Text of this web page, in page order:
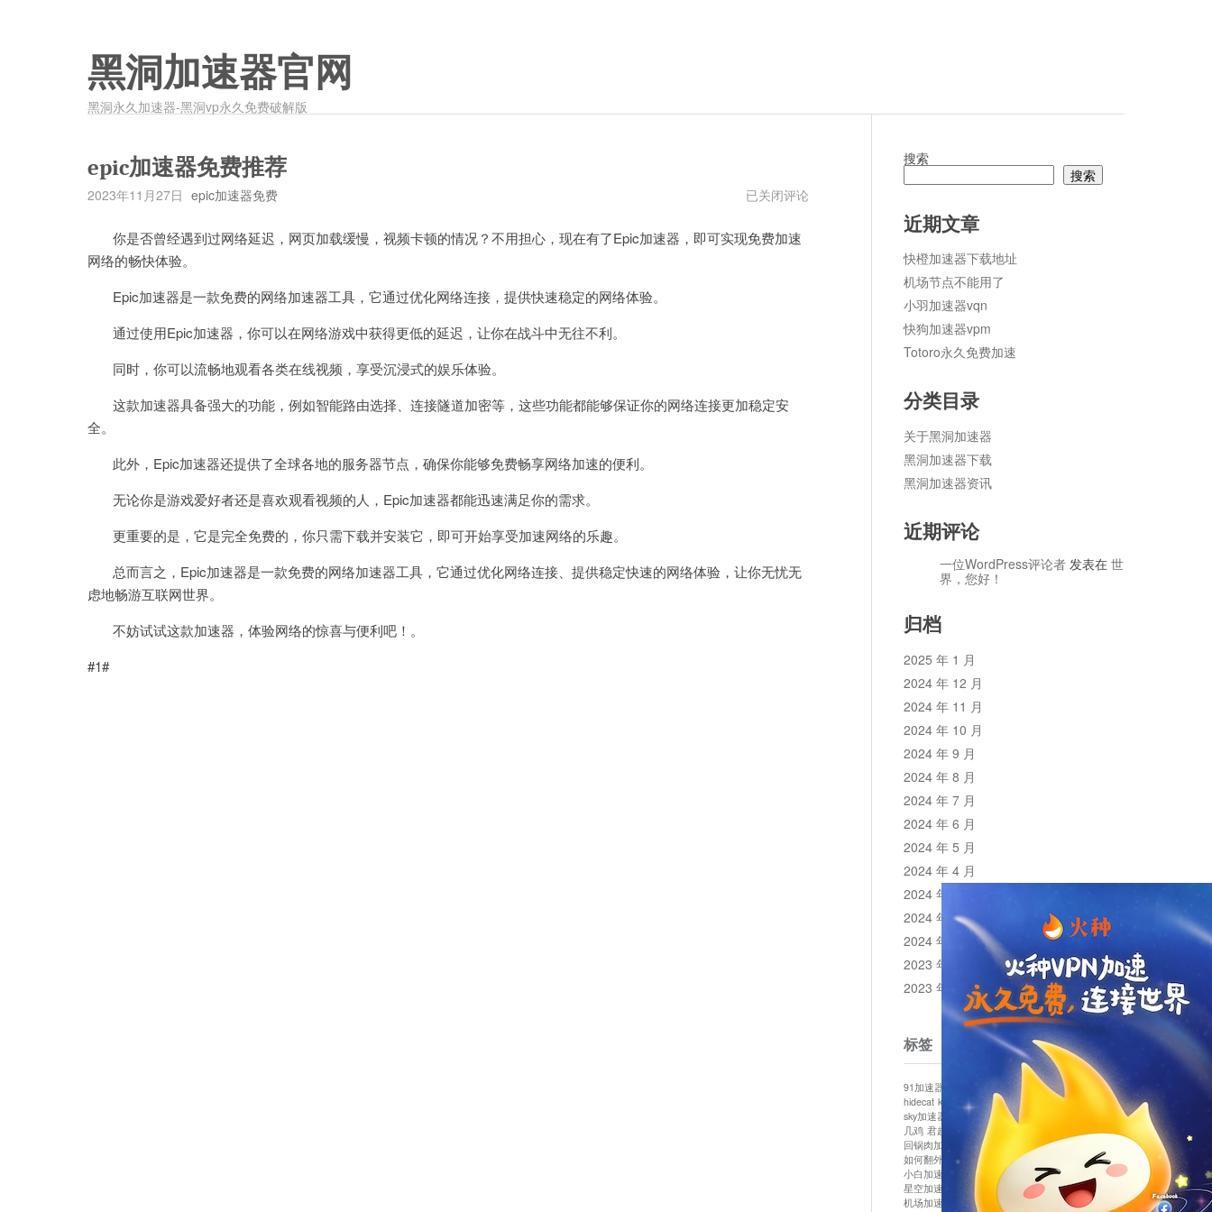
黑洞加速器官网
黑洞永久加速器-黑洞vp永久免费破解版
epic加速器免费推荐
2023年11月27日 epic加速器免费
epic
器
已关闭评论
你是否曾经遇到过网络延迟，网页加载缓慢，视频卡顿的情况？不用担心，现在有了Epic加速器，即可实现免费加速
网络的畅快体验。
Epic加速器是一款免费的网络加速器工具，它通过优化网络连接，提供快速稳定的网络体验。
通过使用Epic加速器，你可以在网络游戏中获得更低的延迟，让你在战斗中无往不利。
同时，你可以流畅地观看各类在线视频，享受沉浸式的娱乐体验。
这款加速器具备强大的功能，例如智能路由选择、连接隧道加密等，这些功能都能够保证你的网络连接更加稳定安
全。
此外，Epic加速器还提供了全球各地的服务器节点，确保你能够免费畅享网络加速的便利。
无论你是游戏爱好者还是喜欢观看视频的人，Epic加速器都能迅速满足你的需求。
更重要的是，它是完全免费的，你只需下载并安装它，即可开始享受加速网络的乐趣。
总而言之，Epic加速器是一款免费的网络加速器工具，它通过优化网络连接、提供稳定快速的网络体验，让你无忧无
虑地畅游互联网世界。
不妨试试这款加速器，体验网络的惊喜与便利吧！。
#1#
搜索
搜索
近期文章
快橙加速器下载地址
机场节点不能用了
小羽加速器vqn
快狗加速器vpm
Totoro永久免费加速
分类目录
关于黑洞加速器
黑洞加速器下载
黑洞加速器资讯
近期评论
一位WordPress评论者 发表在 世
界，您好！
归档
2025 年 1 月
2024 年 12 月
2024 年 11 月
2024 年 10 月
2024 年 9 月
2024 年 8 月
2024 年 7 月
2024 年 6 月
2024 年 5 月
2024 年 4 月
2024 年 3 月
2024 年 2 月
2024 年 1 月
2023 年 12 月
2023 年 11 月
标签
91加速器 bluelayer加速器
clash节点
hidecat kuai500 panda加速器
plex加速器
sky加速器
telegram加速器 中信加速器
云梯加速器
几鸡 君越加速器 哔咔漫画加速器
唐师傅加速器
回锅肉加速器
坚果加速器 壹点加速器
如何翻外墙网站 小哈vp加速器
小火箭加速器
小白加速器
布谷vp加速器 心阶云 快连
星空加速器
最新版clash安卓下载
月光加速器
机场加速器
松果云 极快加速器
梯子加速器